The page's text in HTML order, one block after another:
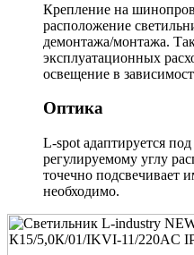
Крепление на
расположение
демонтажа/монтажа.
эксплуатационных
освещение в
Оптика
L-spot адаптируется
регулируемому углу
точечно подсвечивает
необходимо.